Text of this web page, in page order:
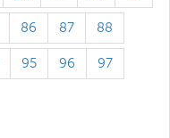
86 87 88
95 96 97